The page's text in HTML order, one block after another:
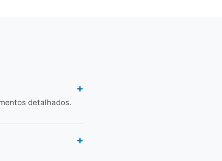
detalhados.